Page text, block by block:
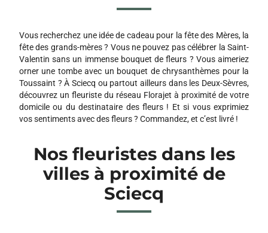
Vous recherchez une idée de cadeau pour la fête des Mères, la
fête des grands-mères ? Vous ne pouvez pas célébrer la Saint-
Valentin sans un immense bouquet de fleurs ? Vous aimeriez
orner une tombe avec un bouquet de chrysanthèmes pour la
Toussaint ? À Sciecq ou partout ailleurs dans les Deux-Sèvres,
découvrez un fleuriste du réseau Florajet à proximité de votre
domicile ou du destinataire des fleurs ! Et si vous exprimiez
vos sentiments avec des fleurs ? Commandez, et c’est livré !
Nos fleuristes dans les
villes à proximité de
Sciecq